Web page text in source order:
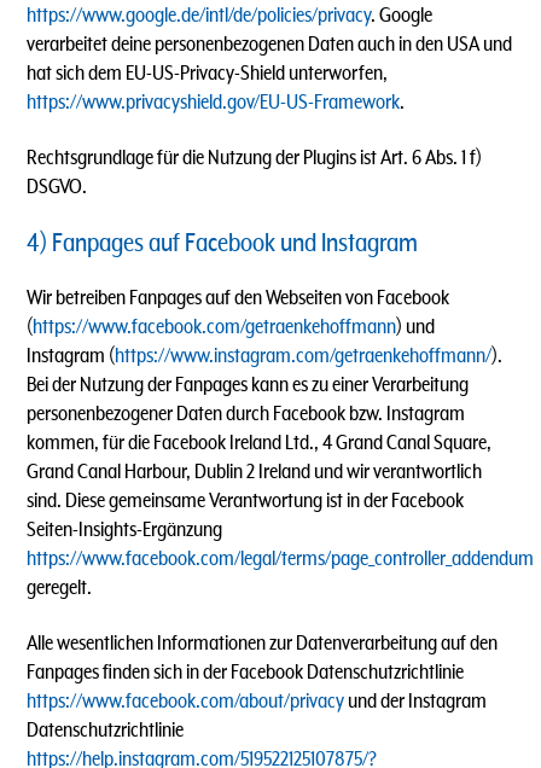
https://www.google.de/intl/de/policies/privacy. Google
verarbeitet deine personenbezogenen Daten auch in den USA und
hat sich dem EU-US-Privacy-Shield unterworfen,
https://www.privacyshield.gov/EU-US-Framework.
Rechtsgrundlage für die Nutzung der Plugins ist Art. 6 Abs. 1 f)
DSGVO.
4) Fanpages auf Facebook und Instagram
Wir betreiben Fanpages auf den Webseiten von Facebook
(https://www.facebook.com/getraenkehoffmann) und
Instagram (https://www.instagram.com/getraenkehoffmann/).
Bei der Nutzung der Fanpages kann es zu einer Verarbeitung
personenbezogener Daten durch Facebook bzw. Instagram
kommen, für die Facebook Ireland Ltd., 4 Grand Canal Square,
Grand Canal Harbour, Dublin 2 Ireland und wir verantwortlich
sind. Diese gemeinsame Verantwortung ist in der Facebook
Seiten-Insights-Ergänzung
https://www.facebook.com/legal/terms/page_controller_addendum
geregelt.
Alle wesentlichen Informationen zur Datenverarbeitung auf den
Fanpages finden sich in der Facebook Datenschutzrichtlinie
https://www.facebook.com/about/privacy und der Instagram
Datenschutzrichtlinie
https://help.instagram.com/519522125107875/?